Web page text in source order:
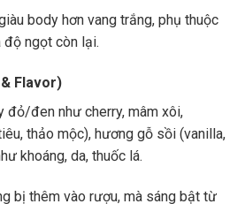
body hơn vang trắng, phụ thuộc
độ ngọt còn lại.
Flavor)
đỏ/đen như cherry, mâm xôi,
thảo mộc), hương gỗ sồi (vanilla,
khoáng, da, thuốc lá.
bị thêm vào rượu, mà sáng bật từ